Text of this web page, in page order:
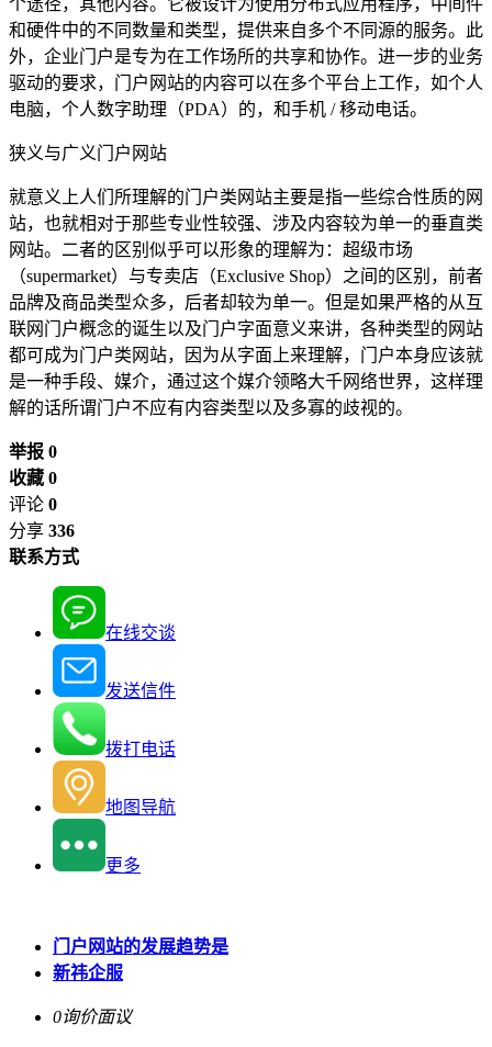
和硬件中的不同数量和类型，提供来自多个不同源的服务。此
外，企业门户是专为在工作场所的共享和协作。进一步的业务
驱动的要求，门户网站的内容可以在多个平台上工作，如个人
电脑，个人数字助理（PDA）的，和手机 / 移动电话。
狭义与广义门户网站
就意义上人们所理解的门户类网站主要是指一些综合性质的网
站，也就相对于那些专业性较强、涉及内容较为单一的垂直类
网站。二者的区别似乎可以形象的理解为：超级市场
（supermarket）与专卖店（Exclusive Shop）之间的区别，前者
品牌及商品类型众多，后者却较为单一。但是如果严格的从互
联网门户概念的诞生以及门户字面意义来讲，各种类型的网站
都可成为门户类网站，因为从字面上来理解，门户本身应该就
是一种手段、媒介，通过这个媒介领略大千网络世界，这样理
解的话所谓门户不应有内容类型以及多寡的歧视的。
举报 0
收藏 0
评论 0
分享 336
联系方式
在线交谈
发送信件
拨打电话
地图导航
更多
门户网站的发展趋势是
新祎企服
0询价面议